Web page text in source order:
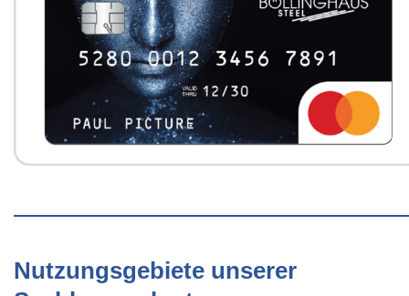
Nutzungsgebiete unserer